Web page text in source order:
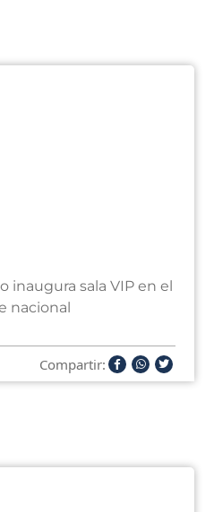
inaugura sala VIP en el
nacional
Compartir: